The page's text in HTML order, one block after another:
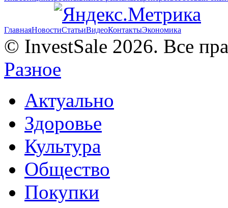
ГлавнаяНовостиСтатьиВидеоКонтактыЭкономика
© InvestSale 2026. Все
Разное
Актуально
Здоровье
Культура
Общество
Покупки